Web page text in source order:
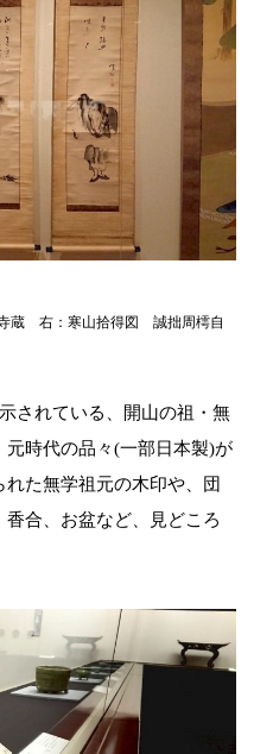
蔵 右：寒山拾得図 誠拙周樗自
されている、開山の祖・無
時代の品々(一部日本製)が
れた無学祖元の木印や、団
合、お盆など、見どころ